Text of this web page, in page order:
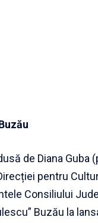
de Diana Guba
pentru
Consiliului
Buzău la